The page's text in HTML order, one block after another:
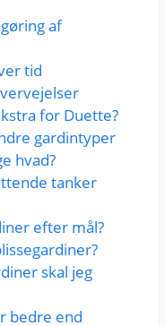
af
tid
for Duette?
gardintyper
hvad?
tanker
efter mål?
skal jeg
bedre end